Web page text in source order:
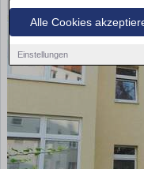
Alle Cookies
Einstellungen